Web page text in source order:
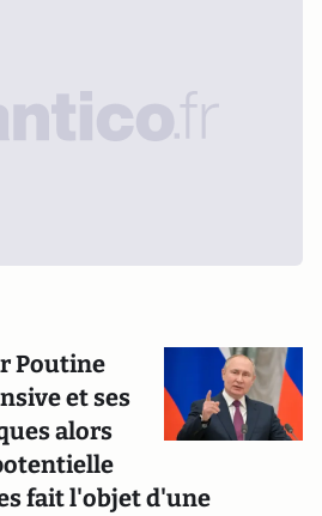
Poutine
et ses
alors
fait l'objet d'une